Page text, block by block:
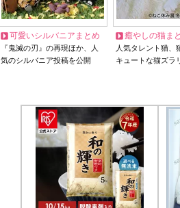
可愛いシルバニアまとめ
『鬼滅の刃』の再現ほか、人
気のシルバニア投稿を公開
癒やしの猫ま
人気タレント猫
キュートな猫ズラ